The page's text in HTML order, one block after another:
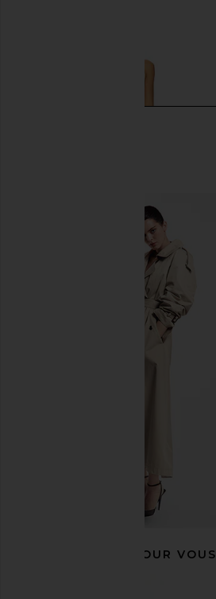
SNDYS Oskar Mini Dress in Lemon
RECOMMANDÉ POUR VOUS